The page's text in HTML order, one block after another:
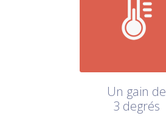
Un gain de
3 degrés